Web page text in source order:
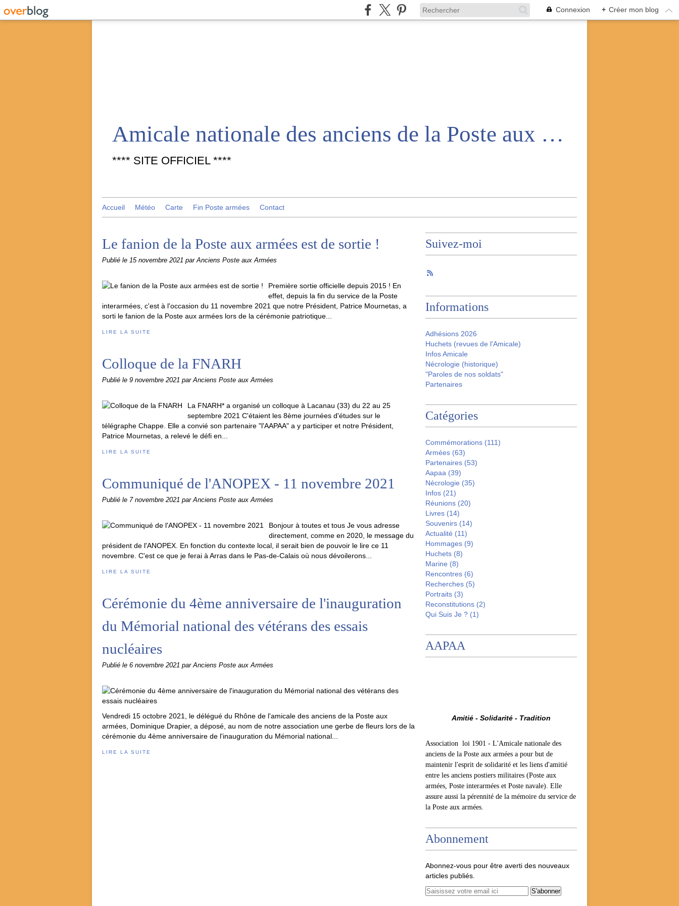
Connexion + Créer mon blog
Amicale nationale des anciens de la Poste aux armées
**** SITE OFFICIEL ****
Accueil Météo Carte Fin Poste armées Contact
Le fanion de la Poste aux armées est de sortie !
Publié le 15 novembre 2021 par Anciens Poste aux Armées
Première sortie officielle depuis 2015 ! En
effet, depuis la fin du service de la Poste
interarmées, c'est à l'occasion du 11 novembre 2021 que notre Président, Patrice Mournetas, a
sorti le fanion de la Poste aux armées lors de la cérémonie patriotique...
LIRE LA SUITE
Colloque de la FNARH
Publié le 9 novembre 2021 par Anciens Poste aux Armées
La FNARH* a organisé un colloque à Lacanau (33) du 22 au 25
septembre 2021 C'étaient les 8ème journées d'études sur le
télégraphe Chappe. Elle a convié son partenaire "l'AAPAA" a y participer et notre Président,
Patrice Mournetas, a relevé le défi en...
LIRE LA SUITE
Communiqué de l'ANOPEX - 11 novembre 2021
Publié le 7 novembre 2021 par Anciens Poste aux Armées
Bonjour à toutes et tous Je vous adresse
directement, comme en 2020, le message du
président de l'ANOPEX. En fonction du contexte local, il serait bien de pouvoir le lire ce 11
novembre. C'est ce que je ferai à Arras dans le Pas-de-Calais où nous dévoilerons...
LIRE LA SUITE
Cérémonie du 4ème anniversaire de l'inauguration
du Mémorial national des vétérans des essais
nucléaires
Publié le 6 novembre 2021 par Anciens Poste aux Armées
Vendredi 15 octobre 2021, le délégué du Rhône de l'amicale des anciens de la Poste aux
armées, Dominique Drapier, a déposé, au nom de notre association une gerbe de fleurs lors de la
cérémonie du 4ème anniversaire de l'inauguration du Mémorial national...
LIRE LA SUITE
Suivez-moi
Informations
Adhésions 2026
Huchets (revues de l'Amicale)
Infos Amicale
Nécrologie (historique)
"Paroles de nos soldats"
Partenaires
Catégories
Commémorations (111)
Armées (63)
Partenaires (53)
Aapaa (39)
Nécrologie (35)
Infos (21)
Réunions (20)
Livres (14)
Souvenirs (14)
Actualité (11)
Hommages (9)
Huchets (8)
Marine (8)
Rencontres (6)
Recherches (5)
Portraits (3)
Reconstitutions (2)
Qui Suis Je ? (1)
AAPAA
Amitié - Solidarité - Tradition
Association loi 1901 - L'Amicale nationale des
anciens de la Poste aux armées a pour but de
maintenir l'esprit de solidarité et les liens d'amitié
entre les anciens postiers militaires (Poste aux
armées, Poste interarmées et Poste navale). Elle
assure aussi la pérennité de la mémoire du service de
la Poste aux armées.
Abonnement
Abonnez-vous pour être averti des nouveaux
articles publiés.